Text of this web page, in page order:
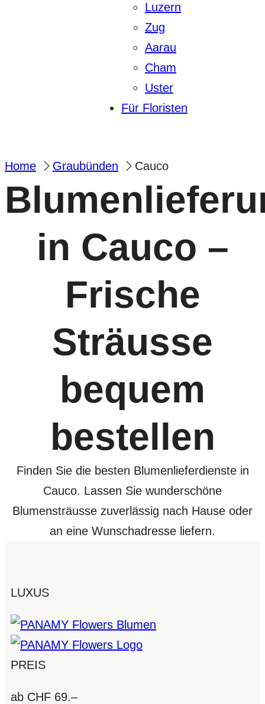
Luzern
Zug
Aarau
Cham
Uster
Für Floristen
Home Graubünden Cauco
in Cauco –
Frische
Sträusse
bequem
bestellen
Finden Sie die besten Blumenlieferdienste in
Cauco. Lassen Sie wunderschöne
Blumensträusse zuverlässig nach Hause oder
an eine Wunschadresse liefern.
LUXUS
PREIS
ab CHF 69.–